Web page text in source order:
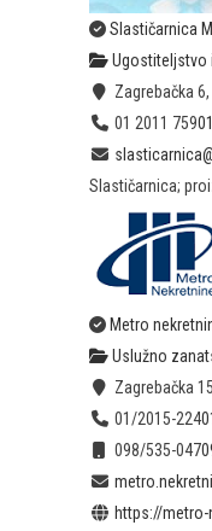
Slastičarnica
Ugostiteljstvo
Zagrebačka
01 2011 759
Slastičarnica;
Metro
Uslužno
Zagrebačka
01/2015-224
098/535-047
https://